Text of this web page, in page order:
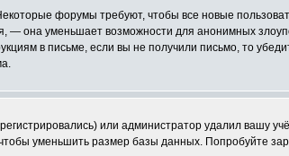
форумы требуют, чтобы все новые
— она уменьшает возможности для анонимных
в письме, если вы не получили письмо, то
или администратор удалил вашу
уменьшить размер базы данных. Попробуйте